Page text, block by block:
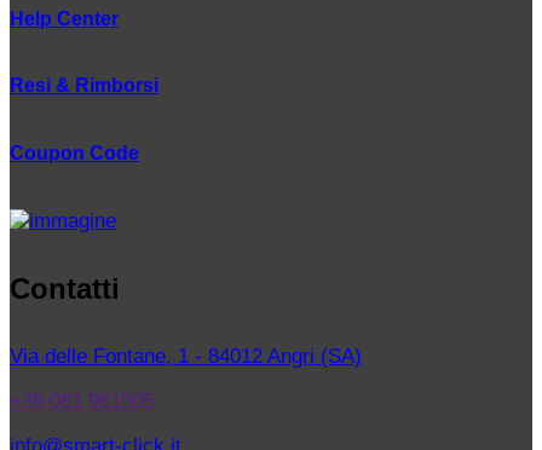
Help Center
Resi & Rimborsi
Coupon Code
Contatti
Via delle Fontane, 1 - 84012 Angri (SA)
+39 081 961505
info@smart-click.it